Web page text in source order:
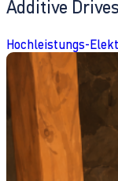
Additive Drives
Hochleistungs-